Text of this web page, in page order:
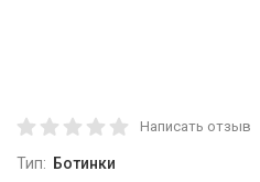
Написать отзыв
Тип:
Ботинки